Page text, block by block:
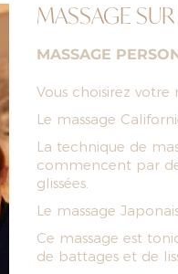
MASSAGE
MASSAGE
Vous choisirez votre
Le massage
La technique de
commencent par
glissées.
Le massage
Ce massage est
de battages et de